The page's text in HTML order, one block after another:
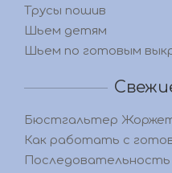
Трусы пошив
Шьем детям
Шьем по готовым
Бюстгальтер
Как работать с